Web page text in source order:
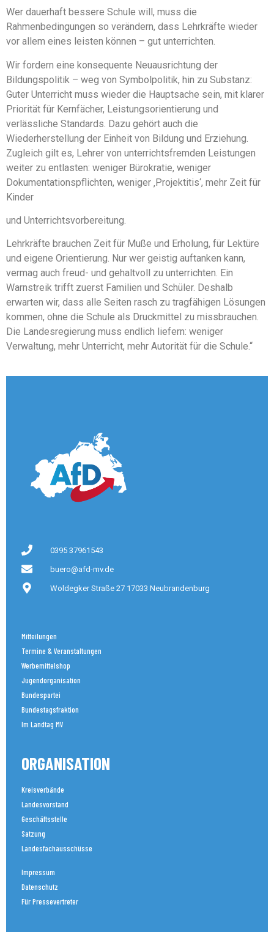
Wer dauerhaft bessere Schule will, muss die
Rahmenbedingungen so verändern, dass Lehrkräfte wieder
vor allem eines leisten können – gut unterrichten.
Wir fordern eine konsequente Neuausrichtung der
Bildungspolitik – weg von Symbolpolitik, hin zu Substanz:
Guter Unterricht muss wieder die Hauptsache sein, mit klarer
Priorität für Kernfächer, Leistungsorientierung und
verlässliche Standards. Dazu gehört auch die
Wiederherstellung der Einheit von Bildung und Erziehung.
Zugleich gilt es, Lehrer von unterrichtsfremden Leistungen
weiter zu entlasten: weniger Bürokratie, weniger
Dokumentationspflichten, weniger ‚Projektitis‘, mehr Zeit für
Kinder
und Unterrichtsvorbereitung.
Lehrkräfte brauchen Zeit für Muße und Erholung, für Lektüre
und eigene Orientierung. Nur wer geistig auftanken kann,
vermag auch freud- und gehaltvoll zu unterrichten. Ein
Warnstreik trifft zuerst Familien und Schüler. Deshalb
erwarten wir, dass alle Seiten rasch zu tragfähigen Lösungen
kommen, ohne die Schule als Druckmittel zu missbrauchen.
Die Landesregierung muss endlich liefern: weniger
Verwaltung, mehr Unterricht, mehr Autorität für die Schule.“
0395 37961543
buero@afd-mv.de
Woldegker Straße 27 17033 Neubrandenburg
Mitteilungen
Termine & Veranstaltungen
Werbemittelshop
Jugendorganisation
Bundespartei
Bundestagsfraktion
Im Landtag MV
ORGANISATION
Kreisverbände
Landesvorstand
Geschäftsstelle
Satzung
Landesfachausschüsse
Impressum
Datenschutz
Für Pressevertreter